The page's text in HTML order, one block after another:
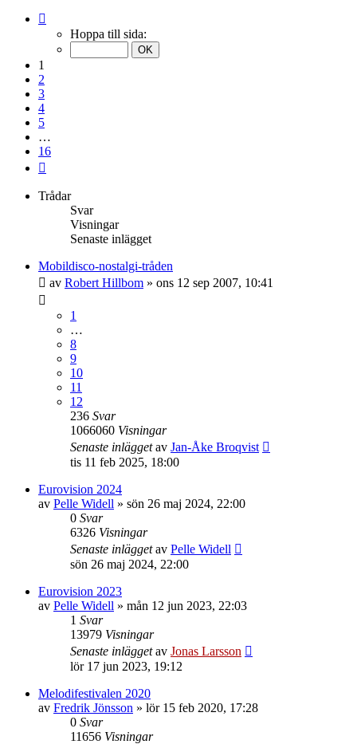
Hoppa till sida:
1
2
3
4
5
…
16
Trådar
Svar
Visningar
Senaste inlägget
Mobildisco-nostalgi-tråden
av Robert Hillbom » ons 12 sep 2007, 10:41
1
…
8
9
10
11
12
236 Svar
1066060 Visningar
Senaste inläggetav Jan-Åke Broqvist
tis 11 feb 2025, 18:00
Eurovision 2024
av Pelle Widell » sön 26 maj 2024, 22:00
0 Svar
6326 Visningar
Senaste inläggetav Pelle Widell
sön 26 maj 2024, 22:00
Eurovision 2023
av Pelle Widell » mån 12 jun 2023, 22:03
1 Svar
13979 Visningar
Senaste inläggetav Jonas Larsson
lör 17 jun 2023, 19:12
Melodifestivalen 2020
av Fredrik Jönsson » lör 15 feb 2020, 17:28
0 Svar
11656 Visningar